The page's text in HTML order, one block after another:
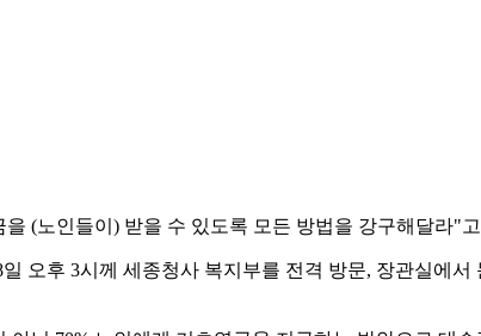
(노인들이) 받을 수 있도록 모든 방법을 강구해달라"
오후 3시께 세종청사 복지부를 전격 방문, 장관실에